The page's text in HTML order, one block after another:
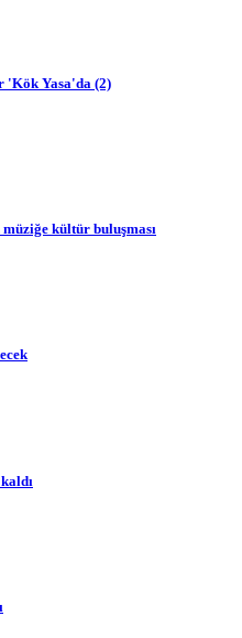
'Kök Yasa'da (2)
kültür buluşması